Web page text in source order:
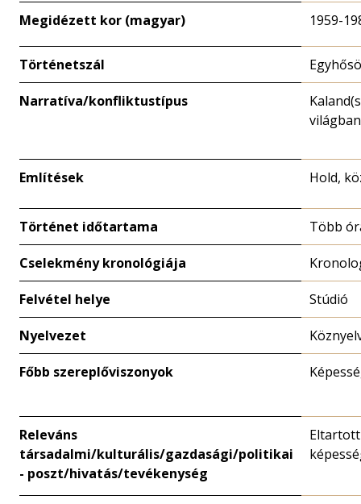
Megidézett kor (magyar) 1959-
Történetszál
Narratíva/konfliktustípus
világban
Említések Hold,
Történet időtartama Több
Cselekmény kronológiája
Felvétel helye Stúdió
Nyelvezet
Főbb szereplőviszonyok
Releváns
társadalmi/kulturális/gazdasági/politikai
- poszt/hivatás/tevékenység